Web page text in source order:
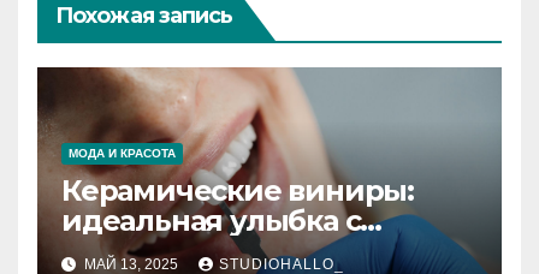
Похожая запись
МОДА И КРАСОТА
Керамические виниры:
идеальная улыбка с
натуральным блеском
МАЙ 13, 2025 STUDIOHALLO_